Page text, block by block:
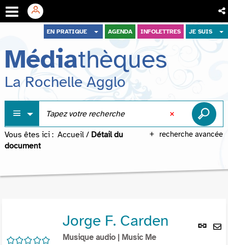
menu
contenu
recherche
EN PRATIQUE AGENDA INFOLETTRES JE SUIS
Médiathèques
La Rochelle Agglo
recherche avancée
Vous êtes ici : Accueil / Détail du
document
Lien
/5
Jorge F. Carden
Musique audio | Music Me